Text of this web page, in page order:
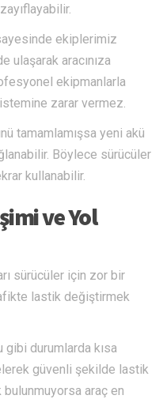
ekiplerimiz
ulaşarak aracınıza
ekipmanlarla
zarar vermez.
tamamlamışsa yeni akü
Böylece sürücüler
kullanabilir.
ve Yol
sürücüler için zor bir
lastik değiştirmek
durumlarda kısa
güvenli şekilde lastik
araç en